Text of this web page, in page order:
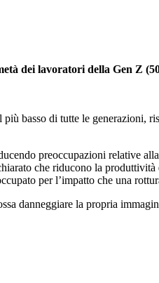
dei lavoratori della Gen Z
basso di tutte le generazioni,
preoccupazioni relative
che riducono la
per l’impatto che una
danneggiare la propria